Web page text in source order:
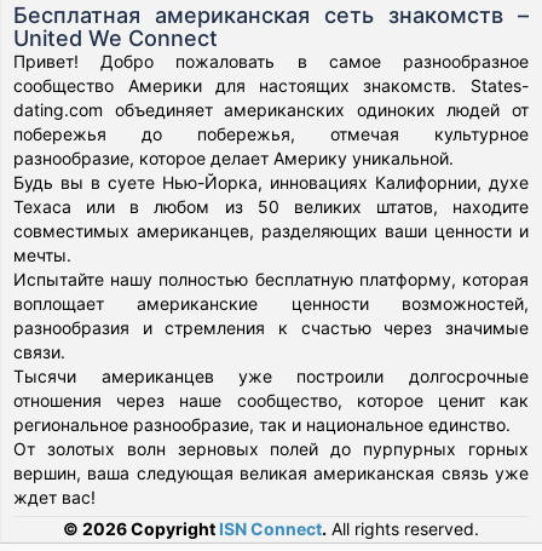
Бесплатная американская сеть знакомств –
United We Connect
Привет! Добро пожаловать в самое разнообразное
сообщество Америки для настоящих знакомств. States-
dating.com объединяет американских одиноких людей от
побережья до побережья, отмечая культурное
разнообразие, которое делает Америку уникальной.
Будь вы в суете Нью-Йорка, инновациях Калифорнии, духе
Техаса или в любом из 50 великих штатов, находите
совместимых американцев, разделяющих ваши ценности и
мечты.
Испытайте нашу полностью бесплатную платформу, которая
воплощает американские ценности возможностей,
разнообразия и стремления к счастью через значимые
связи.
Тысячи американцев уже построили долгосрочные
отношения через наше сообщество, которое ценит как
региональное разнообразие, так и национальное единство.
От золотых волн зерновых полей до пурпурных горных
вершин, ваша следующая великая американская связь уже
ждет вас!
© 2026 Copyright ISN Connect. All rights reserved.